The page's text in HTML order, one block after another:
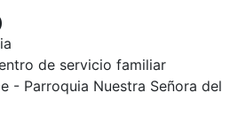
de servicio familiar
- Parroquia Nuestra Señora del